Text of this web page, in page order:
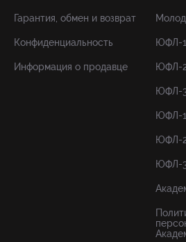
Гарантия, обмен и возврат
Конфиденциальность
Информация о продавце
ЮФЛ-
ЮФЛ-
ЮФЛ-
ЮФЛ-
ЮФЛ-
ЮФЛ-